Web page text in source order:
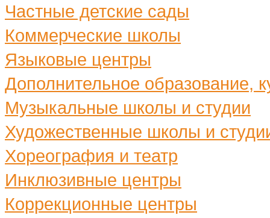
Частные детские сады
Коммерческие школы
Языковые центры
Дополнительное образование,
Музыкальные школы и студии
Художественные школы и
Хореография и театр
Инклюзивные центры
Коррекционные центры